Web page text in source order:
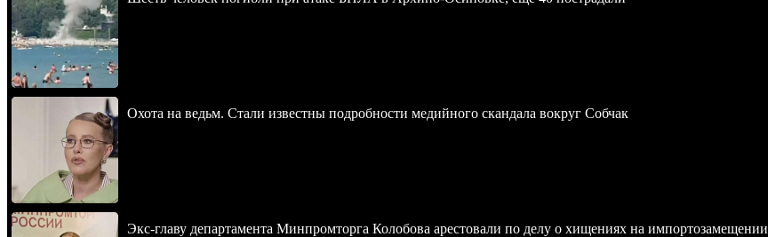
Охота на ведьм. Стали известны подробности медийного скандала вокруг Собчак
Экс-главу департамента Минпромторга Колобова арестовали по делу о хищениях на импортозамещении